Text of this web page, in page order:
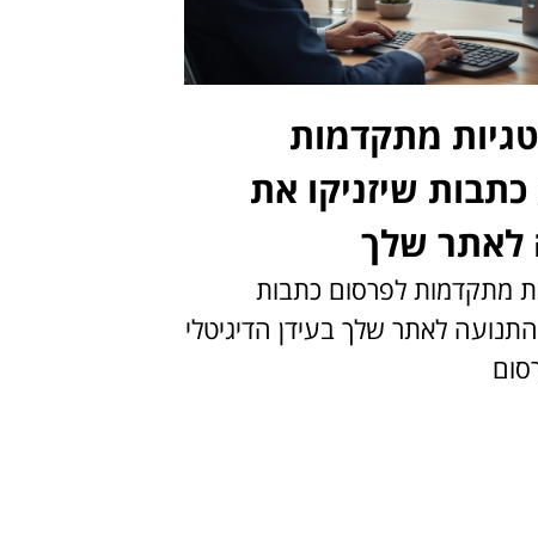
מתקדמות
שיזניקו את
לאתר שלך
מתקדמות לפרסום כתבות
לאתר שלך בעידן הדיגיטלי